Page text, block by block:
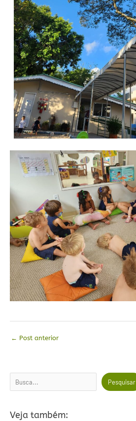
← Post anterior
Pesquisar Pesquisar
Veja também: